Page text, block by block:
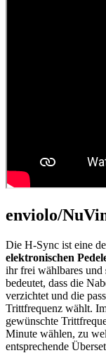
enviolo/
Die H-Sync ist eine
elektronischen
ihr frei wählbares und
bedeutet, dass die
verzichtet und die
Trittfrequenz wählt.
gewünschte
Minute wählen, zu
entsprechende